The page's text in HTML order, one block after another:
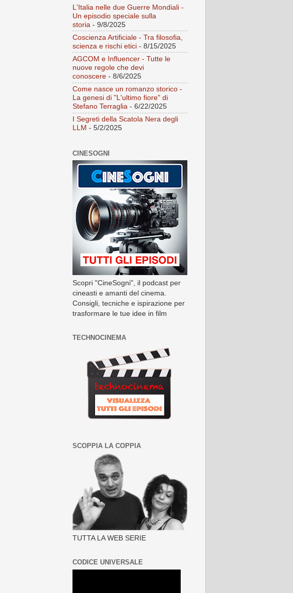
L'Italia nelle due Guerre Mondiali -
Un episodio speciale sulla
storia - 9/8/2025
Coscienza Artificiale - Tra filosofia,
scienza e rischi etici - 8/15/2025
AGCOM e Influencer - Tutte le
nuove regole che devi
conoscere - 8/6/2025
Come nasce un romanzo storico -
La genesi di "L'ultimo fiore" di
Stefano Terraglia - 6/22/2025
I Segreti della Scatola Nera degli
LLM - 5/2/2025
CINESOGNI
Scopri "CineSogni", il podcast per
cineasti e amanti del cinema.
Consigli, tecniche e ispirazione per
trasformare le tue idee in film
TECHNOCINEMA
SCOPPIA LA COPPIA
TUTTA LA WEB SERIE
CODICE UNIVERSALE